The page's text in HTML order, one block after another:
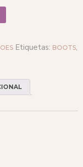
Etiquetas: BOOTS,